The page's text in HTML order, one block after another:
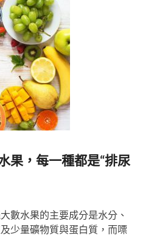
果，每一種都是“排尿
數水果的主要成分是水分、
少量礦物質與蛋白質，而嘌